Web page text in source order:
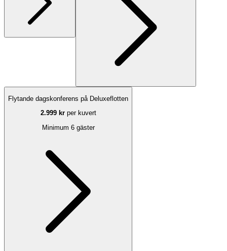
Flytande dagskonferens på Deluxeflotten
2.999 krper kuvert
Minimum 6 gäster